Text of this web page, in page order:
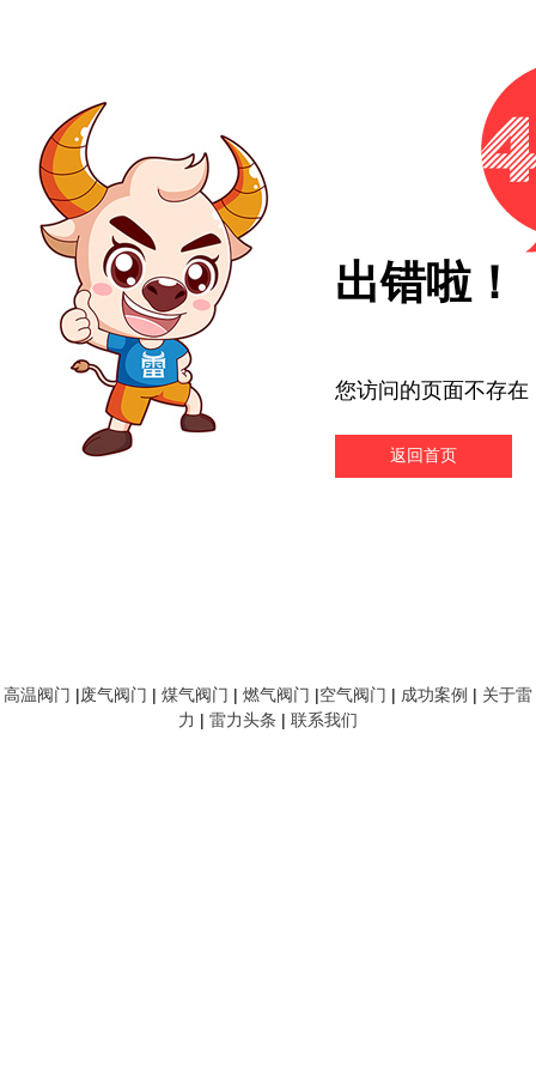
出错啦！
您访问的页面不存在
返回首页
高温阀门 |废气阀门 | 煤气阀门 | 燃气阀门 |空气阀门 | 成功案例 | 关于雷
力 | 雷力头条 | 联系我们